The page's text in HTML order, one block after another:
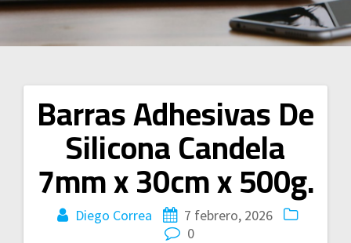
Barras Adhesivas De
Silicona Candela
7mm x 30cm x 500g.
Diego Correa
7 febrero, 2026
0
Navegación
de
entradas